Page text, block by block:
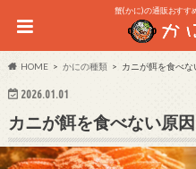
蟹(かに)の通販おすす
HOME かにの種類 カニが餌を食べ
2026.01.01
カニが餌を食べない原